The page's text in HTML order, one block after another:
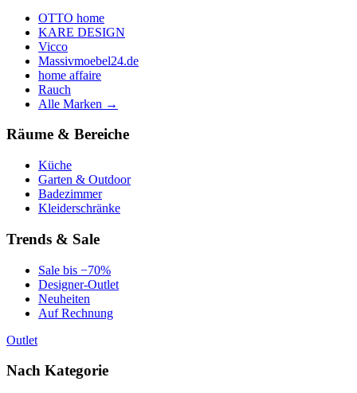
OTTO home
KARE DESIGN
Vicco
Massivmoebel24.de
home affaire
Rauch
Alle Marken →
Räume & Bereiche
Küche
Garten & Outdoor
Badezimmer
Kleiderschränke
Trends & Sale
Sale bis −70%
Designer-Outlet
Neuheiten
Auf Rechnung
Outlet
Nach Kategorie